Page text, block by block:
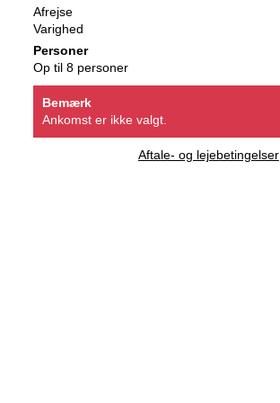
Afrejse
Varighed
Personer
Op til 8 personer
Bemærk
Ankomst er ikke valgt.
Aftale- og lejebetingelser